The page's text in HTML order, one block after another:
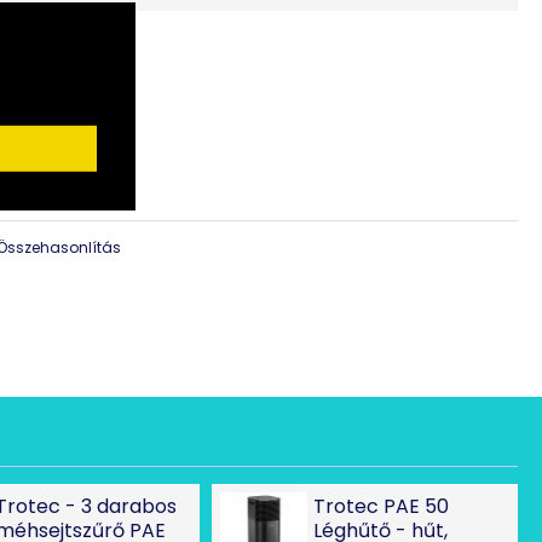
ventilátorfokozat
nedvességet vezet, ennek következménye a
a kellemesebb helységklíma. A PAE 26 készülék BH 30
a léghűtő és az ajzat közé kell elhelyezni és
páratartalmat.
is.
párásítás
lehűlés
- 3 darabos
PAE
Trotec PAE 50
Léghűtő - hűt,